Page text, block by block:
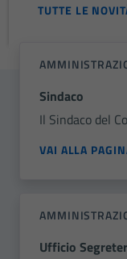
TUTTE LE
Sindaco
Il Sindaco del
VAI ALLA
Ufficio